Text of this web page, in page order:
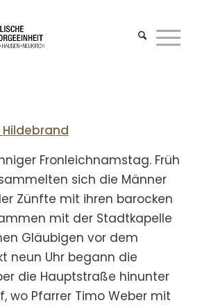
Fronleichnamstag. Früh
sich die Männer
Zünfte mit ihren barocken
mit der Stadtkapelle
Gläubigen vor dem
neun Uhr begann die
die Hauptstraße hinunter
wo Pfarrer Timo Weber mit